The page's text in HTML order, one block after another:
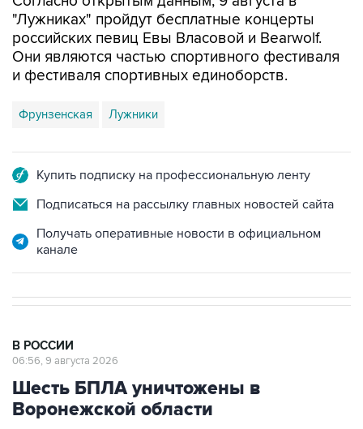
"Лужниках" пройдут бесплатные концерты
российских певиц Евы Власовой и Bearwolf.
Они являются частью спортивного фестиваля
и фестиваля спортивных единоборств.
Фрунзенская Лужники
Купить подписку на профессиональную ленту
Подписаться на рассылку главных новостей сайта
Получать оперативные новости в официальном
канале
В РОССИИ
06:56, 9 августа 2026
Шесть БПЛА уничтожены в
Воронежской области